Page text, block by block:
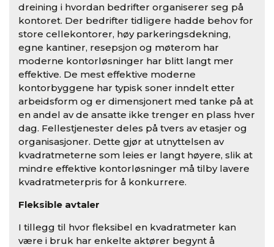
dreining i hvordan bedrifter organiserer seg på
kontoret. Der bedrifter tidligere hadde behov for
store cellekontorer, høy parkeringsdekning,
egne kantiner, resepsjon og møterom har
moderne kontorløsninger har blitt langt mer
effektive. De mest effektive moderne
kontorbyggene har typisk soner inndelt etter
arbeidsform og er dimensjonert med tanke på at
en andel av de ansatte ikke trenger en plass hver
dag. Fellestjenester deles på tvers av etasjer og
organisasjoner. Dette gjør at utnyttelsen av
kvadratmeterne som leies er langt høyere, slik at
mindre effektive kontorløsninger må tilby lavere
kvadratmeterpris for å konkurrere.
Fleksible avtaler
I tillegg til hvor fleksibel en kvadratmeter kan
være i bruk har enkelte aktører begynt å